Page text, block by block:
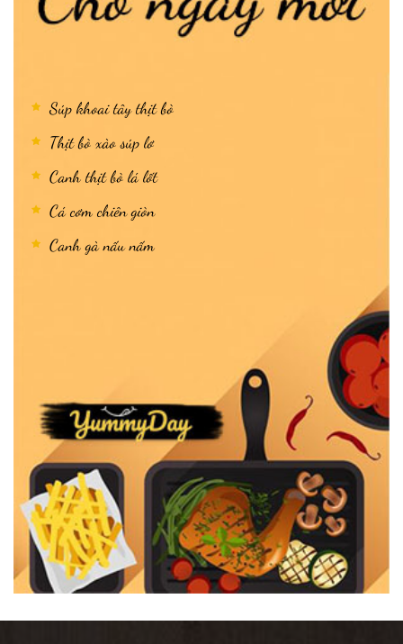
Súp khoai tây thịt bò
Thịt bò xào súp lơ
Canh thịt bò lá lốt
Cá cơm chiên giòn
Canh gà nấu nấm